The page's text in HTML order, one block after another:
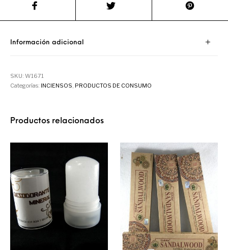
Información adicional
SKU:W1671
Categorías: INCIENSOS, PRODUCTOS DE CONSUMO
Productos relacionados